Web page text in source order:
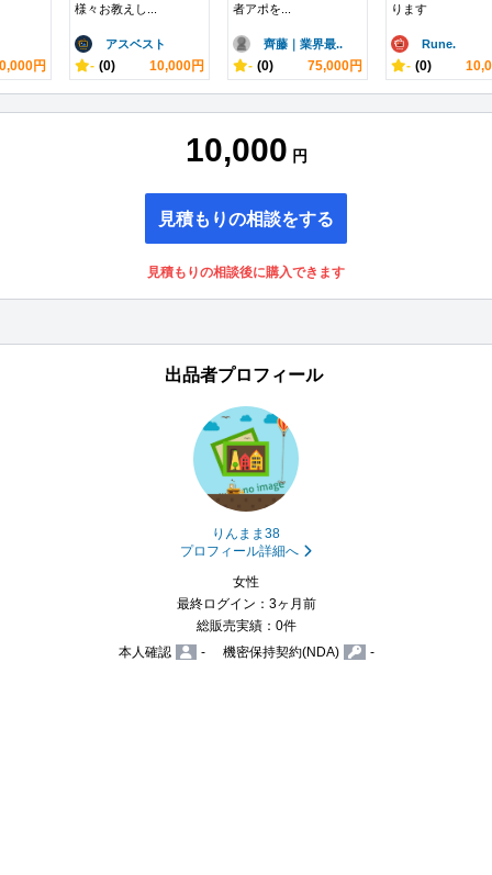
円
様々お教えし...
アスベスト
- (0) 10,000円
者アポを...
齊藤｜業界最..
- (0) 75,000円
ります
Rune.
- (0)
10,000 円
見積もりの相談をする
見積もりの相談後に購入できます
出品者プロフィール
りんまま38
プロフィール詳細へ
女性
最終ログイン：3ヶ月前
総販売実績：0件
本人確認
- 機密保持契約(NDA) -